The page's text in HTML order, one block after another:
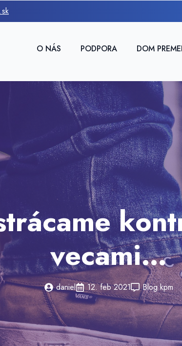
O NÁS PODPORA DOM
vecami…
daniel 12. feb 2021 Blog kpm